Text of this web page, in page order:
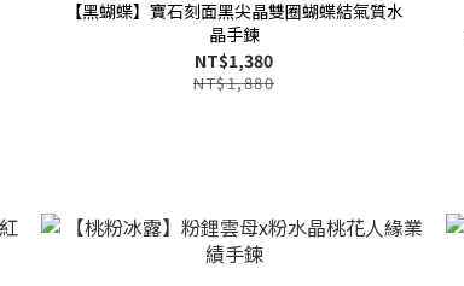
【黑蝴蝶】寶石刻面黑尖晶雙圈蝴蝶結氣質水
晶手鍊
NT$1,380
NT$1,880